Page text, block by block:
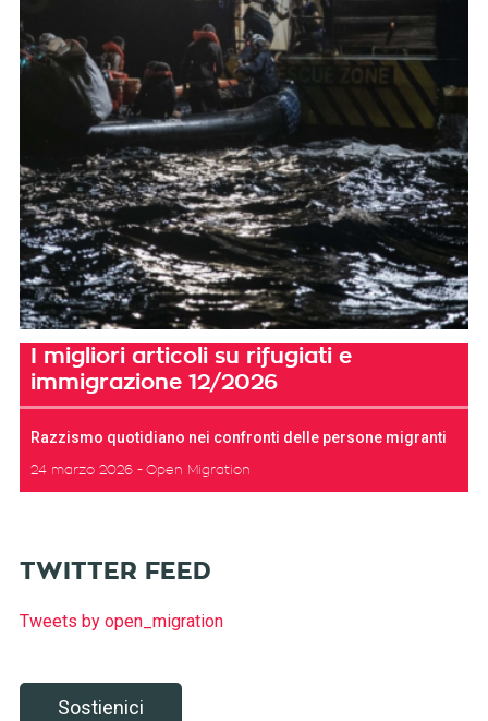
I migliori articoli su rifugiati e
immigrazione 12/2026
Razzismo quotidiano nei confronti delle persone migranti
24 marzo 2026 Open Migration
TWITTER FEED
Tweets by open_migration
Sostienici